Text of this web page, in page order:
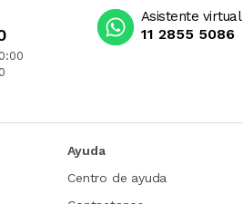
Asistente virtual
11 2855 5086
Ayuda
Centro de ayuda